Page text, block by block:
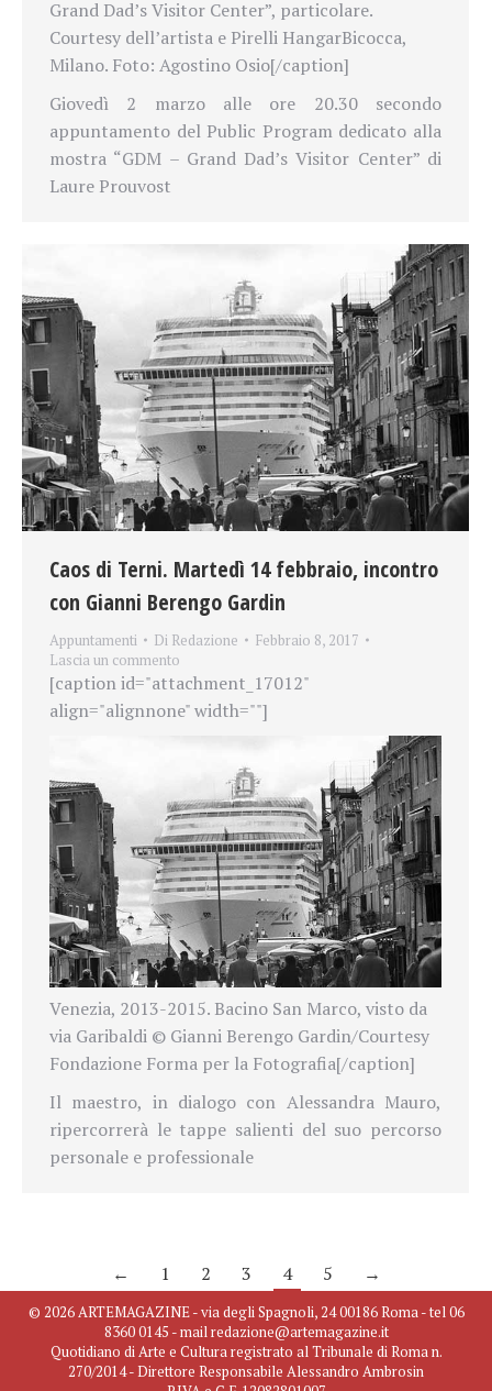
Grand Dad’s Visitor Center”, particolare.
Courtesy dell’artista e Pirelli HangarBicocca,
Milano. Foto: Agostino Osio[/caption]
Giovedì 2 marzo alle ore 20.30 secondo
appuntamento del Public Program dedicato alla
mostra “GDM – Grand Dad’s Visitor Center” di
Laure Prouvost
Caos di Terni. Martedì 14 febbraio, incontro
con Gianni Berengo Gardin
Appuntamenti Di Redazione
Febbraio 8, 2017
Lascia un commento
[caption id="attachment_17012"
align="alignnone" width=""]
Venezia, 2013-2015. Bacino San Marco, visto da
via Garibaldi © Gianni Berengo Gardin/Courtesy
Fondazione Forma per la Fotografia[/caption]
Il maestro, in dialogo con Alessandra Mauro,
ripercorrerà le tappe salienti del suo percorso
personale e professionale
← 1 2 3 4 5 →
© 2026 ARTEMAGAZINE - via degli Spagnoli, 24 00186 Roma - tel 06
8360 0145 - mail redazione@artemagazine.it
Quotidiano di Arte e Cultura registrato al Tribunale di Roma n.
270/2014 - Direttore Responsabile Alessandro Ambrosin